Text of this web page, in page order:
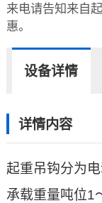
来电请告知来自
惠。
设备详情
详情内容
起重吊钩分为
承载重量吨位1